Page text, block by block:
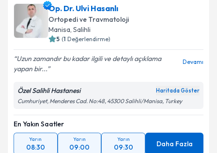
Op. Dr. Ulvi Hasanlı
Ortopedi ve Travmatoloji
Manisa, Salihli
5 (1 Değerlendirme)
Uzun zamandır bu kadar ilgili ve detaylı açıklama
yapan bir...
Devamı
Özel Salihli Hastanesi Haritada Göster
Cumhuriyet, Menderes Cad. No:48, 45300 Salihli/Manisa, Turkey
En Yakın Saatler
Yarın
08:30
Yarın
09:00
Yarın
09:30 Daha Fazla